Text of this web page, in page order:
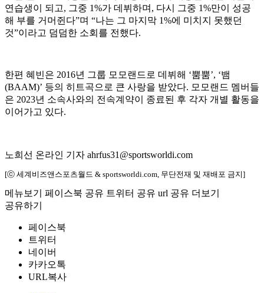
연습생이 되고, 그중 1%가 데뷔하며, 다시 그중 1%만이 성공
해 부를 거머쥔다”며 “나는 그 마지막 1%에 미치지 못했던
것”이라고 덤덤한 소회를 전했다.
한편 혜빈은 2016년 그룹 모모랜드로 데뷔해 ‘뿜뿜’, ‘뱀
(BAAM)’ 등의 히트곡으로 큰 사랑을 받았다. 모모랜드 멤버들
은 2023년 소속사와의 전속계약이 종료된 후 각자 개별 활동을
이어가고 있다.
노희선 온라인 기자 ahrfus31@sportsworldi.com
[ⓒ 세계비즈앤스포츠월드 & sportsworldi.com, 무단전재 및 재배포 금지]
메뉴보기 페이스북 공유 트위터 공유 url 공유 더보기
공유하기
페이스북
트위터
네이버
카카오톡
URL복사